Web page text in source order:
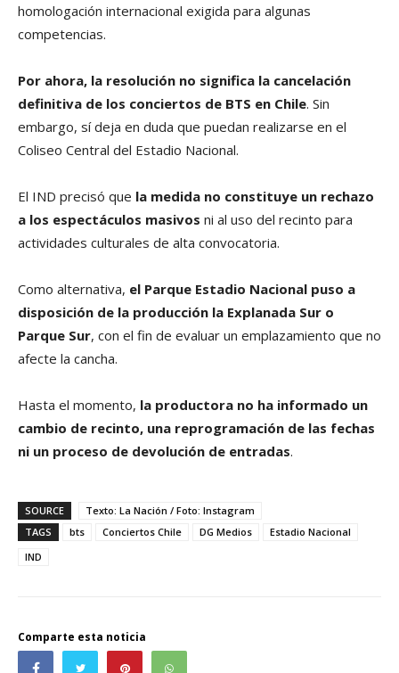
homologación internacional exigida para algunas
competencias.
Por ahora, la resolución no significa la cancelación
definitiva de los conciertos de BTS en Chile. Sin
embargo, sí deja en duda que puedan realizarse en el
Coliseo Central del Estadio Nacional.
El IND precisó que la medida no constituye un rechazo
a los espectáculos masivos ni al uso del recinto para
actividades culturales de alta convocatoria.
Como alternativa, el Parque Estadio Nacional puso a
disposición de la producción la Explanada Sur o
Parque Sur, con el fin de evaluar un emplazamiento que no
afecte la cancha.
Hasta el momento, la productora no ha informado un
cambio de recinto, una reprogramación de las fechas
ni un proceso de devolución de entradas.
SOURCE
Texto: La Nación / Foto: Instagram
TAGS
bts Conciertos Chile DG Medios
Estadio Nacional
IND
Comparte esta noticia